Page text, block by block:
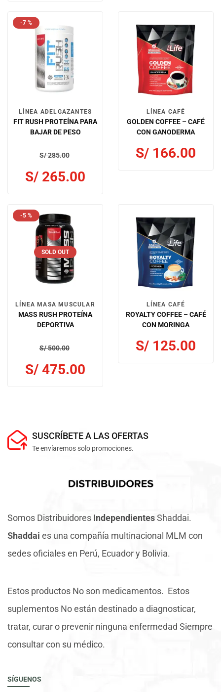
-7 %
LÍNEA ADELGAZANTES
FIT RUSH PROTEÍNA PARA
BAJAR DE PESO
S/285.00
S/ 265.00
LÍNEA CAFÉ
GOLDEN COFFEE – CAFÉ
CON GANODERMA
S/ 166.00
SOLD OUT
-5 %
LÍNEA MASA MUSCULAR
MASS RUSH PROTEÍNA
DEPORTIVA
S/500.00
S/ 475.00
LÍNEA CAFÉ
ROYALTY COFFEE – CAFÉ
CON MORINGA
S/ 125.00
SUSCRÍBETE A LAS OFERTAS
Te envíaremos solo promociones.
Somos Distribuidores IndependientesShaddai.
Shaddai es una compañía multinacional MLM con
sedes oficiales en Perú, Ecuador y Bolivia.
Estos productos No son medicamentos. Estos
suplementos No están destinado a diagnosticar,
tratar, curar o prevenir ninguna enfermedad Siempre
consultar con su médico.
SÍGUENOS